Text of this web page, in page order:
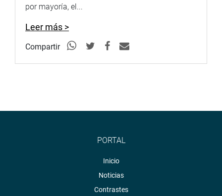
por mayoría, el...
Leer más >
Compartir
PORTAL
Inicio
Noticias
Contrastes